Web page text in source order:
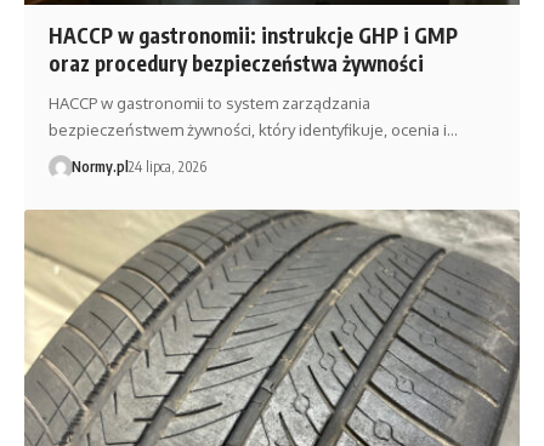
HACCP w gastronomii: instrukcje GHP i GMP
oraz procedury bezpieczeństwa żywności
HACCP w gastronomii to system zarządzania
bezpieczeństwem żywności, który identyfikuje, ocenia i…
Normy.pl24 lipca, 2026